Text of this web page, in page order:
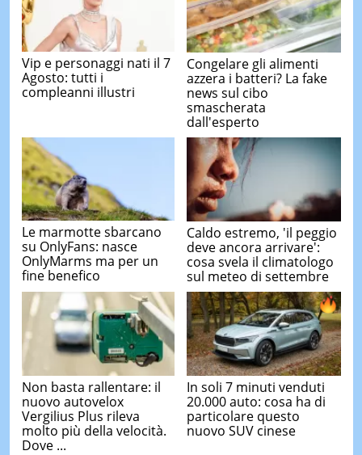
Vip e personaggi nati il 7
Agosto: tutti i
compleanni illustri
Congelare gli alimenti
azzera i batteri? La fake
news sul cibo
smascherata
dall'esperto
Le marmotte sbarcano
su OnlyFans: nasce
OnlyMarms ma per un
fine benefico
Caldo estremo, 'il peggio
deve ancora arrivare':
cosa svela il climatologo
sul meteo di settembre
Non basta rallentare: il
nuovo autovelox
Vergilius Plus rileva
molto più della velocità.
Dove ...
In soli 7 minuti venduti
20.000 auto: cosa ha di
particolare questo
nuovo SUV cinese